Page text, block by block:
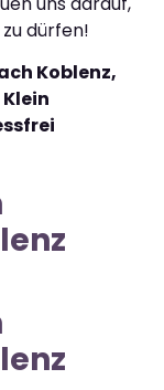
dürfen!
Koblenz,